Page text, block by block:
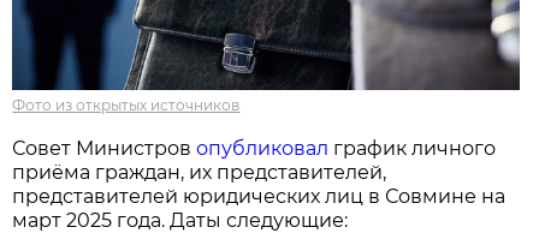
Фото из открытых источников
Совет Министровопубликовал график личного
приёма граждан, их представителей,
представителей юридических лиц в Совмине на
март 2025 года. Даты следующие: